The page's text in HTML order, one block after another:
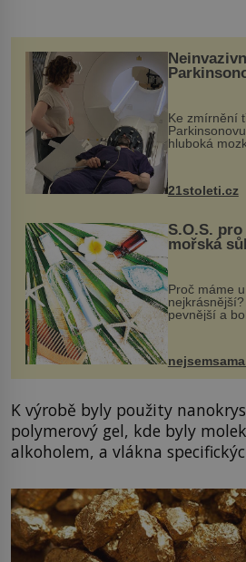
Ke zmírnění
hluboká
však
k dostatečně
21stoleti.cz
S.O.S.
mořská sůl
Proč máme
pevnější a
vlasy. ...
K výrobě byly použity
polymerový gel, kde byly
alkoholem, a vlákna